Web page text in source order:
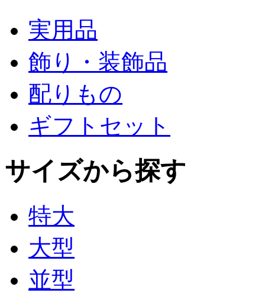
実用品
飾り・装飾品
配りもの
ギフトセット
サイズから探す
特大
大型
並型